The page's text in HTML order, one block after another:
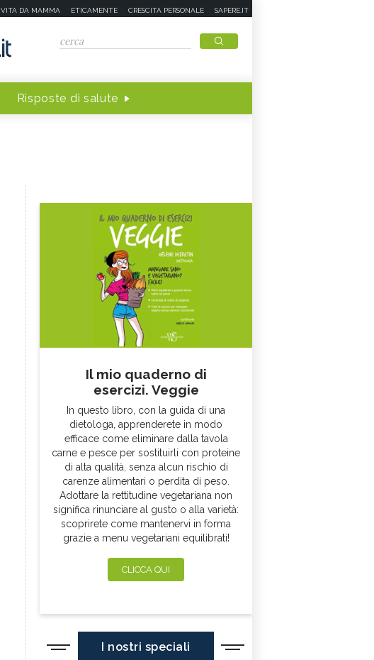
VITA DA MAMMA ETICAMENTE CRESCITA PERSONALE SAPERE.IT
Risposte di salute
Il mio quaderno di
esercizi. Veggie
In questo libro, con la guida di una
dietologa, apprenderete in modo
efficace come eliminare dalla tavola
carne e pesce per sostituirli con proteine
di alta qualità, senza alcun rischio di
carenze alimentari o perdita di peso.
Adottare la rettitudine vegetariana non
significa rinunciare al gusto o alla varietà:
scoprirete come mantenervi in forma
grazie a menu vegetariani equilibrati!
CLICCA QUI
I nostri speciali